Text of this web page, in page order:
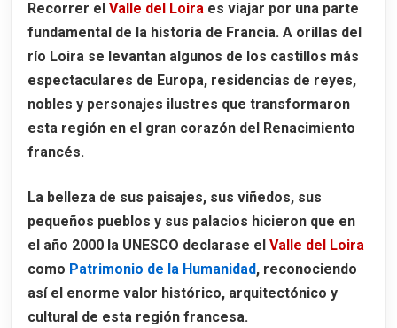
Castillo de Saumur
Historia del Castillo de Saumur
El Museo del Castillo de Saumur
Castillo de Blois
Historia del Château de Blois
Cómo llegar al Château de Blois
Recorrer el Valle del Loira es viajar por una parte
fundamental de la historia de Francia. A orillas del
río Loira se levantan algunos de los castillos más
espectaculares de Europa, residencias de reyes,
nobles y personajes ilustres que transformaron
esta región en el gran corazón del Renacimiento
francés.
La belleza de sus paisajes, sus viñedos, sus
pequeños pueblos y sus palacios hicieron que en
el año 2000 la UNESCO declarase el Valle del Loira
como Patrimonio de la Humanidad, reconociendo
así el enorme valor histórico, arquitectónico y
cultural de esta región francesa.